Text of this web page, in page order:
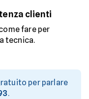
clienti
fare per
tecnica.
per parlare
.